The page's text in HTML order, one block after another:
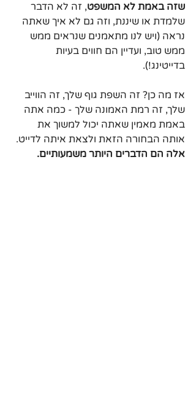
שזה באמת לא המשפט, זה לא הדבר
שלמדת או שיננת, וזה גם לא איך שאתה
נראה (ויש לנו מתאמנים שנראים ממש
ממש טוב, ועדיין הם חווים בעיות
בדייטינג!).
אז מה כן? זה השפת גוף שלך, זה הווייב
שלך, זה רמת האמונה שלך - כמה אתה
באמת מאמין שאתה יכול למשוך את
אותה הבחורה הזאת ולצאת איתה לדייט.
אלה הם הדברים היותר משמעותיים.